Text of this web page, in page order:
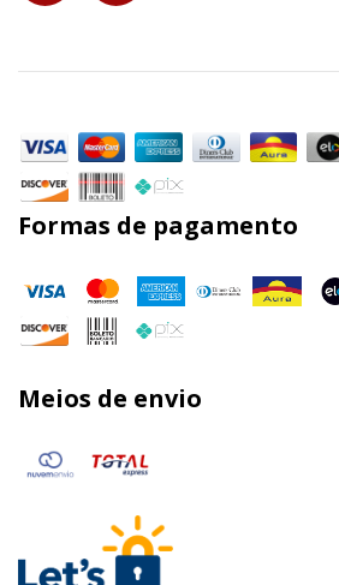
Formas de pagamento
Meios de envio